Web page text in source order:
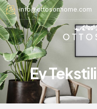
info@ottosonhome.com
Ev